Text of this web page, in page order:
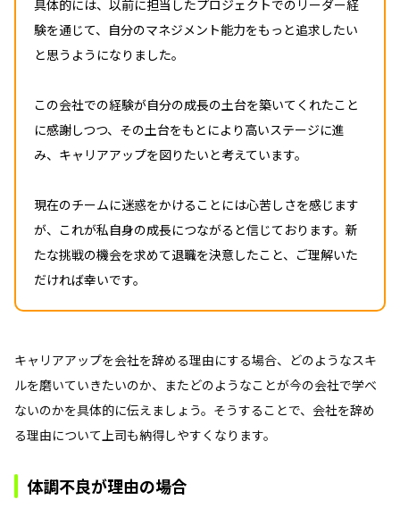
具体的には、以前に担当したプロジェクトでのリーダー経
験を通じて、自分のマネジメント能力をもっと追求したい
と思うようになりました。
この会社での経験が自分の成長の土台を築いてくれたこと
に感謝しつつ、その土台をもとにより高いステージに進
み、キャリアアップを図りたいと考えています。
現在のチームに迷惑をかけることには心苦しさを感じます
が、これが私自身の成長につながると信じております。新
たな挑戦の機会を求めて退職を決意したこと、ご理解いた
だければ幸いです。
キャリアアップを会社を辞める理由にする場合、どのようなスキ
ルを磨いていきたいのか、またどのようなことが今の会社で学べ
ないのかを具体的に伝えましょう。そうすることで、会社を辞め
る理由について上司も納得しやすくなります。
体調不良が理由の場合